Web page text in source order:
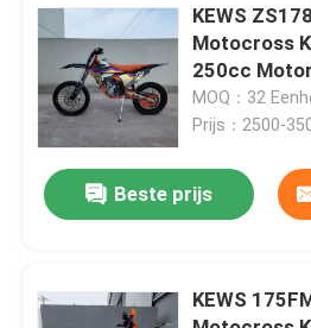
Contacteer ons
bloggen
4 de Motorfietsen van
Verzamelingsmotorfietsen
KEWS
Motocross
250cc
MOQ：32
Prijs：2500-
Beste prijs
KEWS